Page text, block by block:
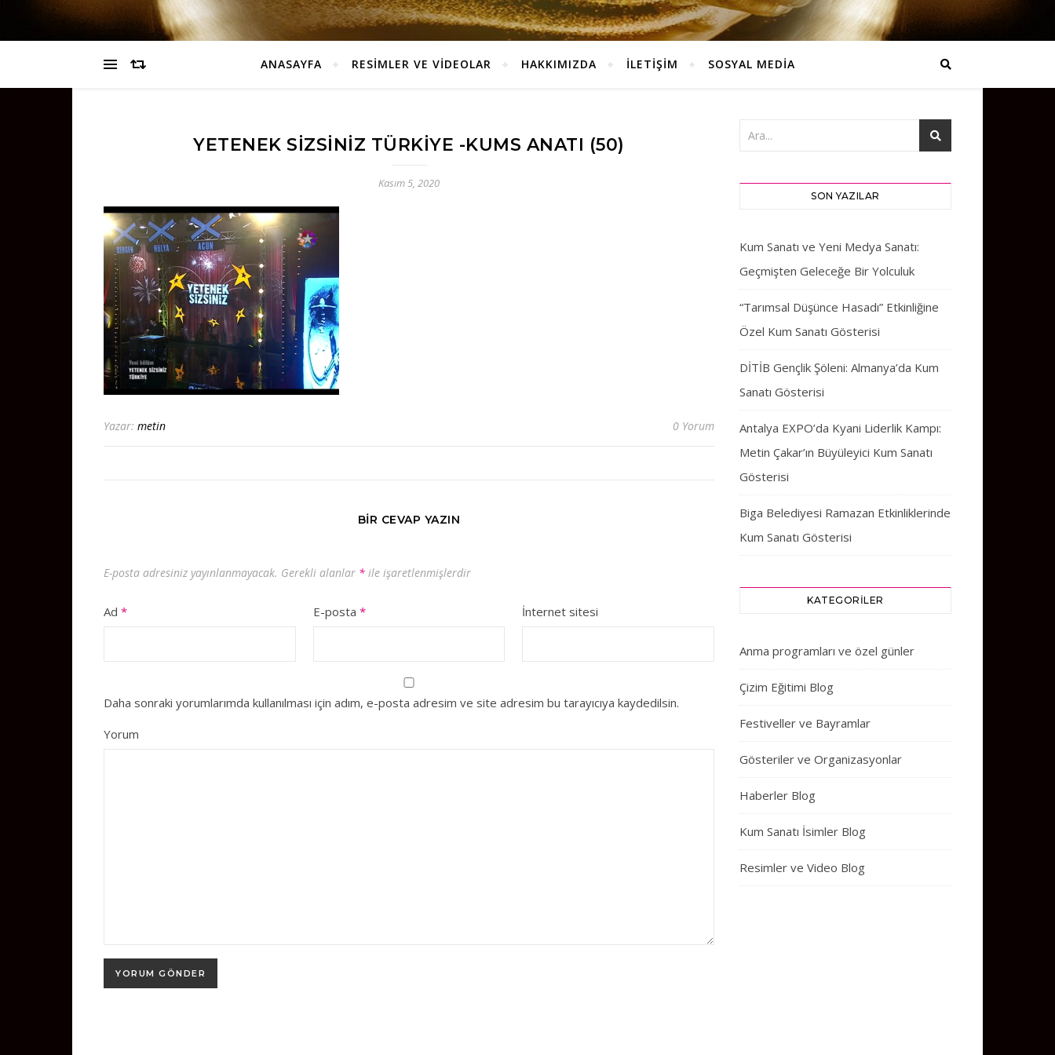
ANASAYFA RESİMLER VE VİDEOLAR HAKKIMIZDA İLETİŞİM SOSYAL MEDİA
YETENEK SIZSINIZ TÜRKIYE -KUMS ANATI (50)
Kasım 5, 2020
Yazar: metin 0 Yorum
BIR CEVAP YAZIN
E-posta adresiniz yayınlanmayacak. Gerekli alanlar * ile işaretlenmişlerdir
Ad * E-posta * İnternet sitesi
Daha sonraki yorumlarımda kullanılması için adım, e-posta adresim ve site adresim bu tarayıcıya kaydedilsin.
Yorum
SON YAZILAR
Kum Sanatı ve Yeni Medya Sanatı:
Geçmişten Geleceğe Bir Yolculuk
“Tarımsal Düşünce Hasadı” Etkinliğine
Özel Kum Sanatı Gösterisi
DİTİB Gençlik Şöleni: Almanya’da Kum
Sanatı Gösterisi
Antalya EXPO’da Kyani Liderlik Kampı:
Metin Çakar’ın Büyüleyici Kum Sanatı
Gösterisi
Biga Belediyesi Ramazan Etkinliklerinde
Kum Sanatı Gösterisi
KATEGORILER
Anma programları ve özel günler
Çizim Eğitimi Blog
Festiveller ve Bayramlar
Gösteriler ve Organizasyonlar
Haberler Blog
Kum Sanatı İsimler Blog
Resimler ve Video Blog